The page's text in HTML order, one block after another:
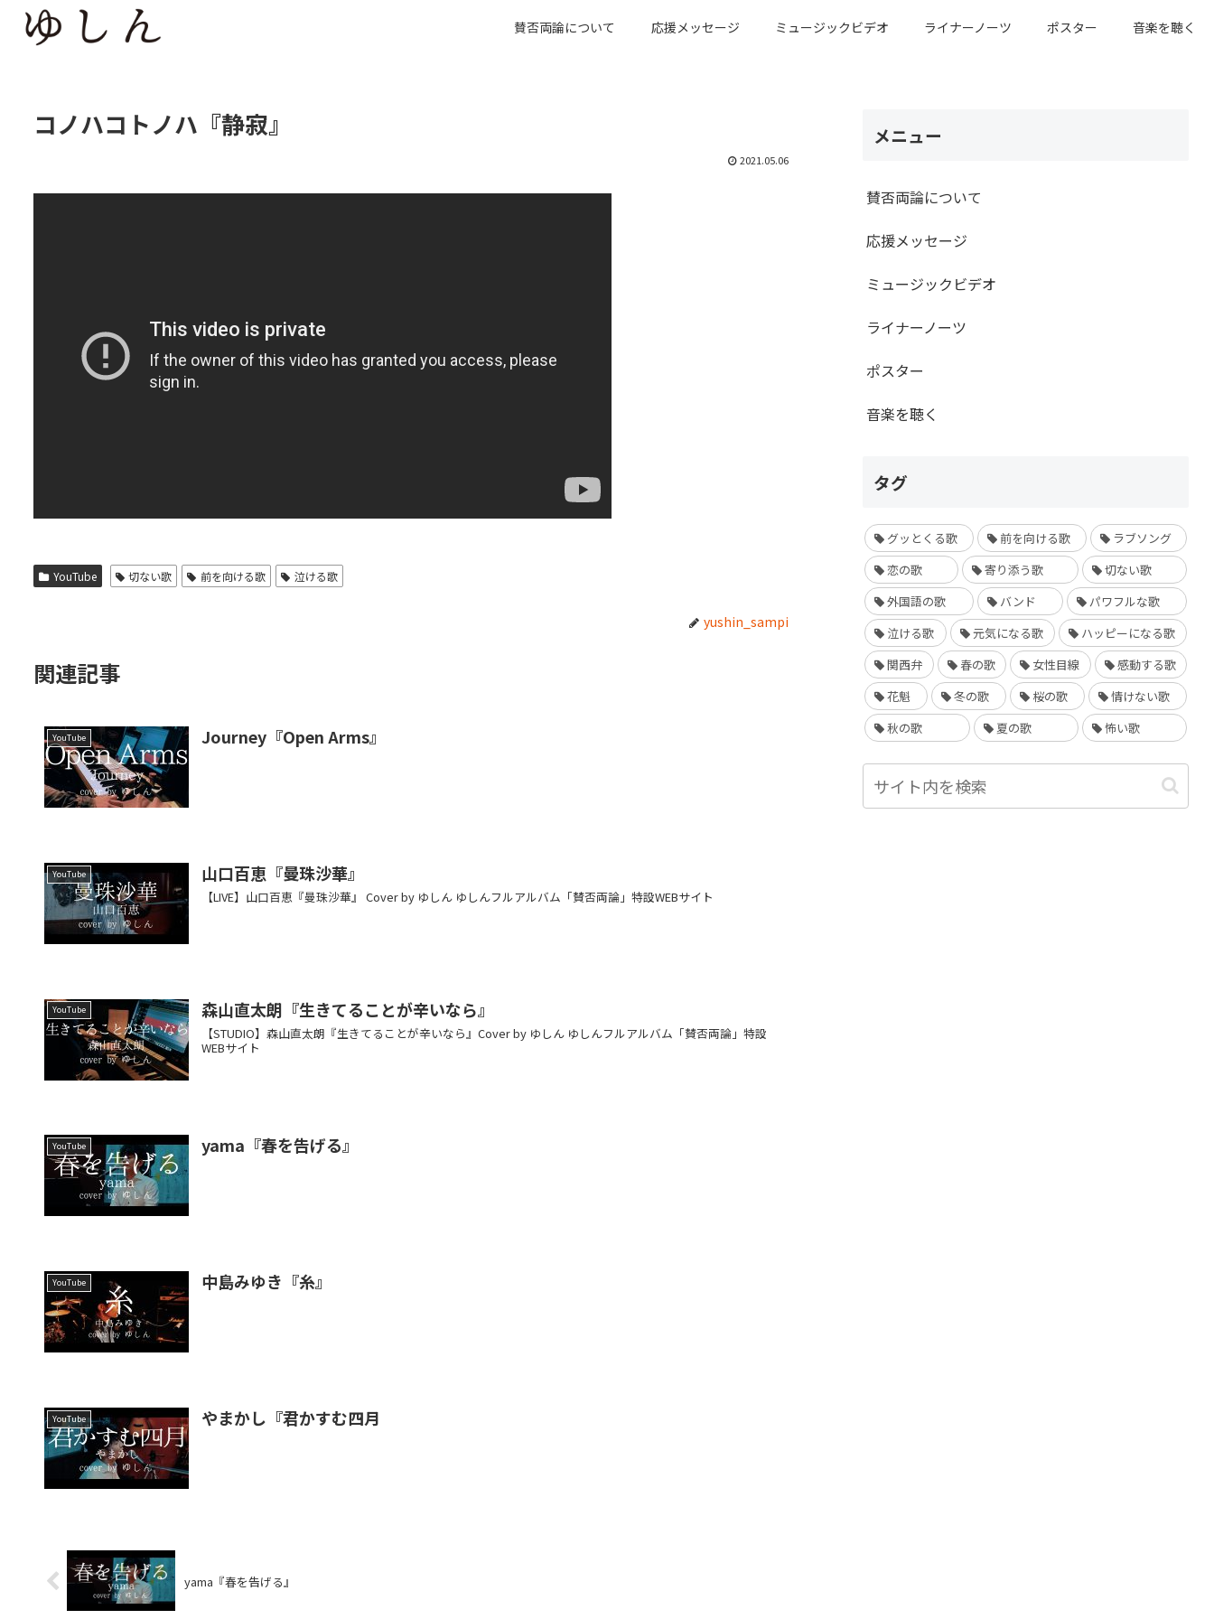
賛否両論について 応援メッセージ ミュージックビデオ ライナーノーツ ポスター 音楽を聴く
コノハコトノハ『静寂』
2021.05.06
YouTube 切ない歌 前を向ける歌 泣ける歌
yushin_sampi
関連記事
YouTube Journey『Open Arms』
YouTube 山口百恵『曼珠沙華』
【LIVE】山口百恵『曼珠沙華』 Cover by ゆしん ゆしんフルアルバム「賛否両論」特設WEBサイト
YouTube 森山直太朗『生きてることが辛いなら』
【STUDIO】森山直太朗『生きてることが辛いなら』Cover by ゆしん ゆしんフルアルバム「賛否両論」特設
WEBサイト
YouTube yama『春を告げる』
YouTube 中島みゆき『糸』
YouTube やまかし『君かすむ四月
yama『春を告げる』
メニュー
賛否両論について
応援メッセージ
ミュージックビデオ
ライナーノーツ
ポスター
音楽を聴く
タグ
グッとくる歌 前を向ける歌
ラブソング
恋の歌
寄り添う歌
切ない歌
外国語の歌
バンド
パワフルな歌
泣ける歌
元気になる歌
ハッピーになる歌
関西弁
春の歌 女性目線
感動する歌
花魁
冬の歌 桜の歌
情けない歌
秋の歌
夏の歌 怖い歌